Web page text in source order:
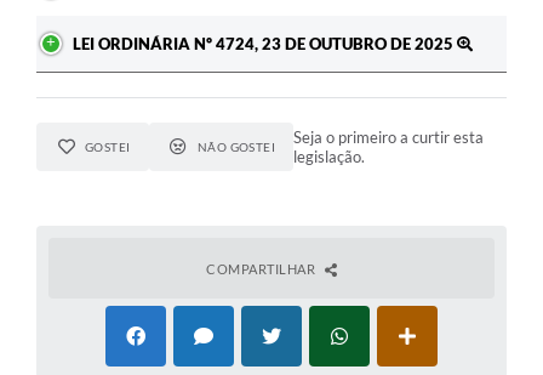
LEI ORDINÁRIA Nº 4724, 23 DE OUTUBRO DE 2025
GOSTEI NÃO GOSTEI
Seja o primeiro a curtir esta
legislação.
COMPARTILHAR